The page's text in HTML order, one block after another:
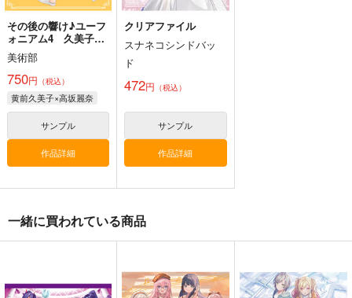
その後の響け♪ユーフ
ォニアム4 久美子先
生のディスコ・キッド
美術部
750円 （税込）
黄前久美子×高坂麗奈
サンプル
作品詳細
クリアファイル
スナネコシンドバッ
ド
472円 （税込）
サンプル
作品詳細
一緒に買われている商品